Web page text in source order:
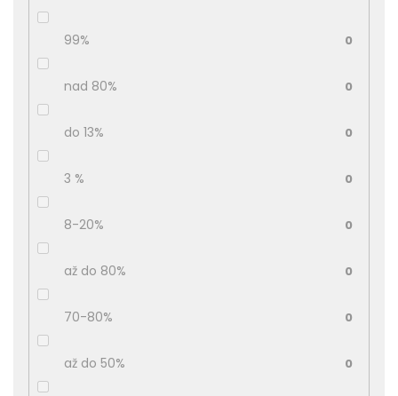
99% 0
nad 80% 0
do 13% 0
3 % 0
8-20% 0
až do 80% 0
70-80% 0
až do 50% 0